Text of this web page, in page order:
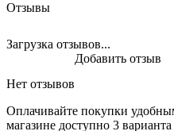
Отзывы
Загрузка отзывов...
Нет отзывов
Добавить отзыв
Оплачивайте покупки
магазине доступно 3